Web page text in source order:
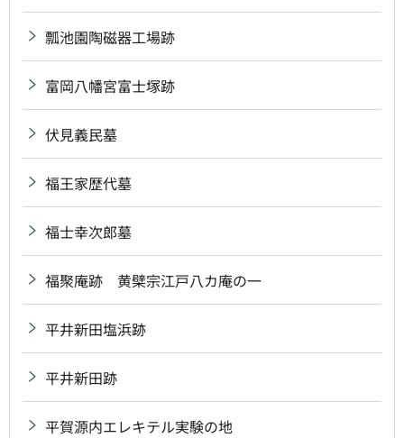
瓢池園陶磁器工場跡
富岡八幡宮富士塚跡
伏見義民墓
福王家歴代墓
福士幸次郎墓
福聚庵跡 黄檗宗江戸八カ庵の一
平井新田塩浜跡
平井新田跡
平賀源内エレキテル実験の地